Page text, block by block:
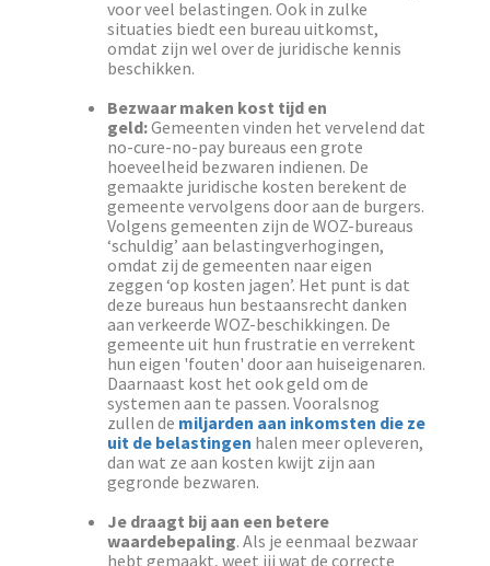
voor veel belastingen. Ook in zulke
situaties biedt een bureau uitkomst,
omdat zijn wel over de juridische kennis
beschikken.
Bezwaar maken kost tijd en
geld:Gemeenten vinden het vervelend dat
no-cure-no-pay bureaus een grote
hoeveelheid bezwaren indienen. De
gemaakte juridische kosten berekent de
gemeente vervolgens door aan de burgers.
Volgens gemeenten zijn de WOZ-bureaus
‘schuldig’ aan belastingverhogingen,
omdat zij de gemeenten naar eigen
zeggen ‘op kosten jagen’. Het punt is dat
deze bureaus hun bestaansrecht danken
aan verkeerde WOZ-beschikkingen. De
gemeente uit hun frustratie en verrekent
hun eigen 'fouten' door aan huiseigenaren.
Daarnaast kost het ook geld om de
systemen aan te passen. Vooralsnog
zullen de miljarden aan inkomsten die ze
uit de belastingen halen meer opleveren,
dan wat ze aan kosten kwijt zijn aan
gegronde bezwaren.
Je draagt bij aan een betere
waardebepaling. Als je eenmaal bezwaar
hebt gemaakt, weet jij wat de correcte